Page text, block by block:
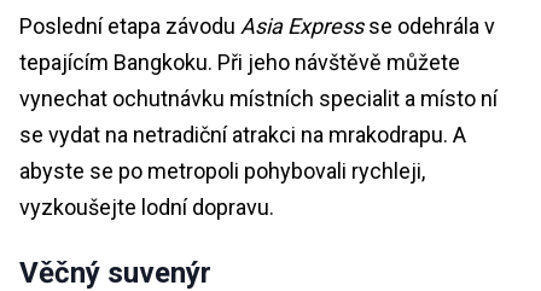
Poslední etapa závodu Asia Expressse odehrála v
tepajícím Bangkoku. Při jeho návštěvě můžete
vynechat ochutnávku místních specialit a místo ní
se vydat na netradiční atrakci na mrakodrapu. A
abyste se po metropoli pohybovali rychleji,
vyzkoušejte lodní dopravu.
Věčný suvenýr